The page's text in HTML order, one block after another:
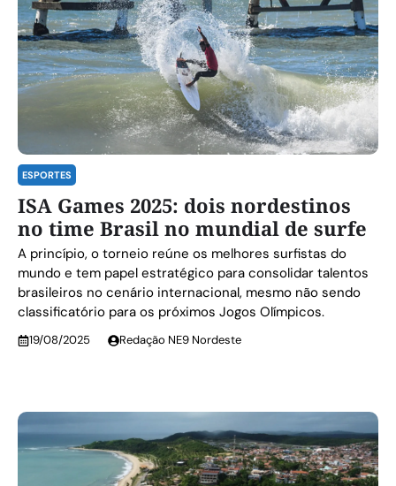
ESPORTES
ISA Games 2025: dois nordestinos
no time Brasil no mundial de surfe
A princípio, o torneio reúne os melhores surfistas do
mundo e tem papel estratégico para consolidar talentos
brasileiros no cenário internacional, mesmo não sendo
classificatório para os próximos Jogos Olímpicos.
19/08/2025 Redação NE9 Nordeste